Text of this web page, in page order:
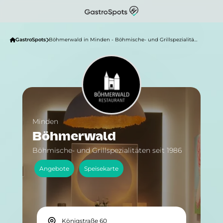
GastroSpots Böhmerwald in Minden - Böhmische- und Grillspezialitäten seit 1986
Minden
Böhmerwald
Böhmische- und Grillspezialitäten seit 1986
Angebote Speisekarte
Königstraße 60